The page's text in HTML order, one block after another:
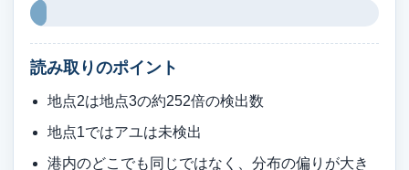
読み取りのポイント
地点2は地点3の約252倍の検出数
地点1ではアユは未検出
港内のどこでも同じではなく、分布の偏りが大き